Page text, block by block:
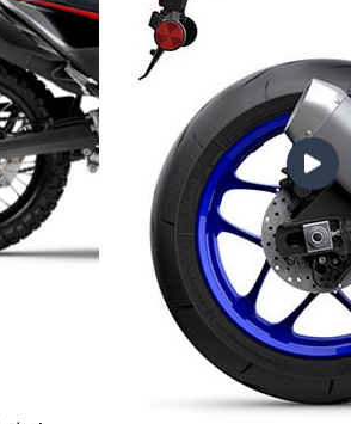
GSX-R1100
55.5万円
08/06 09:11に売れました！